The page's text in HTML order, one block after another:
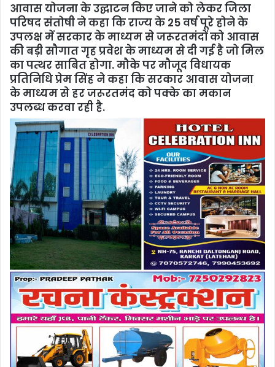
आवास योजना के उद्घाटन किए जाने को लेकर जिला
परिषद संतोषी ने कहा कि राज्य के 25 वर्ष पूरे होने के
उपलक्ष में सरकार के माध्यम से जरूरतमंदों को आवास
की बड़ी सौगात गृह प्रवेश के माध्यम से दी गई है जो मिल
का पत्थर साबित होगा. मौके पर मौजूद विधायक
प्रतिनिधि प्रेम सिंह ने कहा कि सरकार आवास योजना
के माध्यम से हर जरूरतमंद को पक्के का मकान
उपलब्ध करवा रही है.